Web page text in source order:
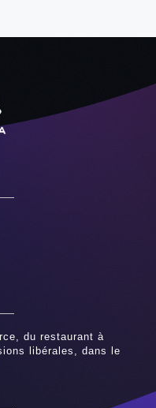
du restaurant à
libérales, dans le